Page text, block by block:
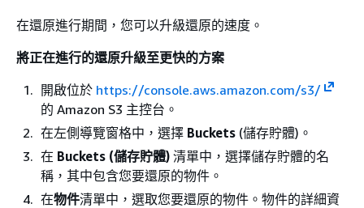
在還原進行期間，您可以升級還原的速度。
將正在進行的還原升級至更快的方案
開啟位於 https://console.aws.amazon.com/s3/
的 Amazon S3 主控台。
在左側導覽窗格中，選擇 Buckets (儲存貯體)。
在 Buckets (儲存貯體) 清單中，選擇儲存貯體的名
稱，其中包含您要還原的物件。
在物件清單中，選取您要還原的物件。物件的詳細資